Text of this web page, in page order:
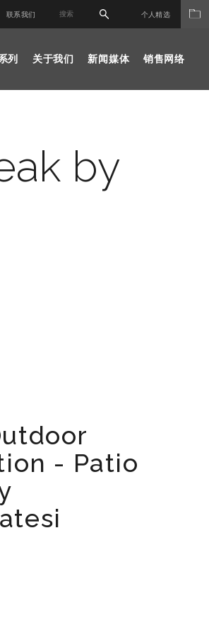
联系我们 个人精选
列 关于我们 新闻媒体 销售网络
by
- Patio